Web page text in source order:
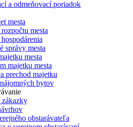
a odmeňovací poriadok
mesta
mesta
správy mesta
mesta
majetku mesta
prechod majetku
bytov
zákazky
obstarávateľa